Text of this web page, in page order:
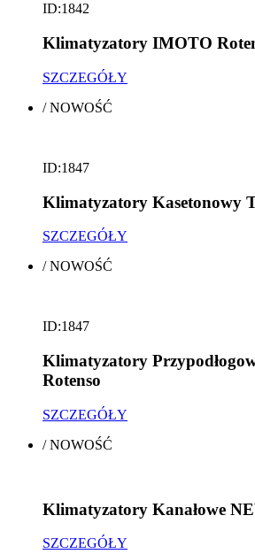
ID:1842
Klimatyzatory IMOTO
SZCZEGÓŁY
/NOWOŚĆ
ID:1847
Klimatyzatory Kasetonowy
SZCZEGÓŁY
/NOWOŚĆ
ID:1847
Klimatyzatory
Rotenso
SZCZEGÓŁY
/NOWOŚĆ
Klimatyzatory Kanałowe
SZCZEGÓŁY